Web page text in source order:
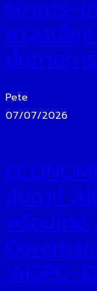
ธนาคาร–
หาจุดเสี่ย
มั่นภาคกา
Pete
07/07/2026
สัปดาห์
พร้อมไทย